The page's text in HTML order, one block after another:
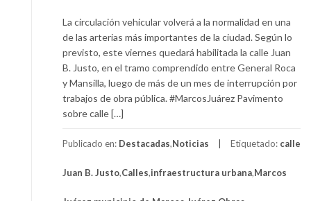
La circulación vehicular volverá a la normalidad en una
de las arterias más importantes de la ciudad. Según lo
previsto, este viernes quedará habilitada la calle Juan
B. Justo, en el tramo comprendido entre General Roca
y Mansilla, luego de más de un mes de interrupción por
trabajos de obra pública. #MarcosJuárez Pavimento
sobre calle […]
Publicado en: Destacadas,Noticias Etiquetado: calle
Juan B. Justo,Calles,infraestructura urbana,Marcos